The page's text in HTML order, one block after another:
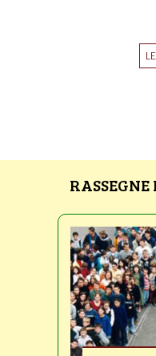
RASSEGNE